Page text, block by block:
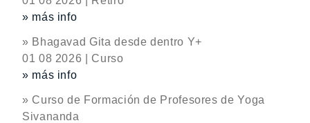
» más info
» Bhagavad Gita desde dentro Y+
01 08 2026 | Curso
» más info
» Curso de Formación de Profesores de Yoga
Sivananda